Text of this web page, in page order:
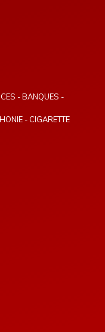
- BANQUES -
- CIGARETTE